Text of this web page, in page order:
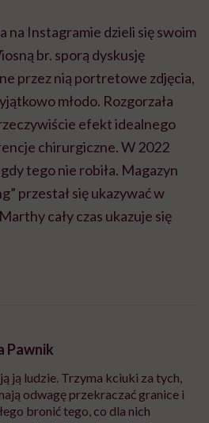
na Instagramie dzieli się swoim
br. sporą dyskusję
przez nią portretowe zdjęcia,
młodo. Rozgorzała
efekt idealnego
chirurgiczne. W 2022
tego nie robiła. Magazyn
przestał się ukazywać w
cały czas ukazuje się
Pawnik
ją ludzie. Trzyma kciuki za tych,
odwagę przekraczać granice i
bronić tego, co dla nich